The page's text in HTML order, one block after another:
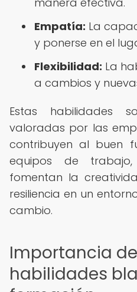
Empatía: La
y ponerse en el
Flexibilidad: La
a cambios y
Estas habilidades
valoradas por las
contribuyen al buen
equipos de
fomentan la
resiliencia en un
cambio.
Importancia
habilidades